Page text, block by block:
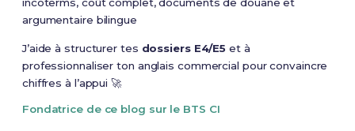
incoterms, coût complet, documents de douane et
argumentaire bilingue
J’aide à structurer tes dossiers E4/E5 et à
professionnaliser ton anglais commercial pour convaincre
chiffres à l’appui 🚀
Fondatrice de ce blog sur le BTS CI